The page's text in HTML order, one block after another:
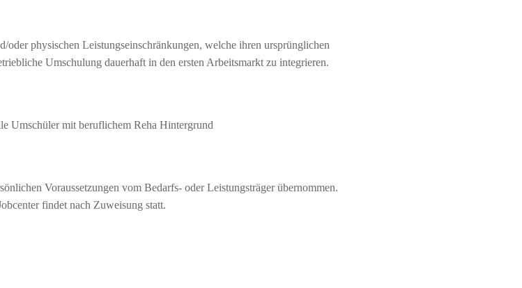
physischen Leistungseinschränkungen, welche ihren ursprünglichen
Umschulung dauerhaft in den ersten Arbeitsmarkt zu integrieren.
Umschüler mit beruflichem Reha Hintergrund
Voraussetzungen vom Bedarfs- oder Leistungsträger übernommen.
findet nach Zuweisung statt.